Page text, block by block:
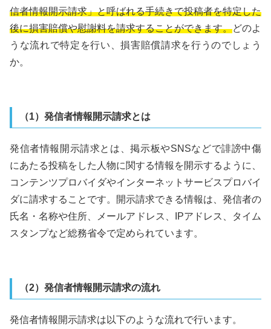
信者情報開示請求」と呼ばれる手続きで投稿者を特定した
後に損害賠償や慰謝料を請求することができます。どのよ
うな流れで特定を行い、損害賠償請求を行うのでしょう
か。
（1）発信者情報開示請求とは
発信者情報開示請求とは、掲示板やSNSなどで誹謗中傷
にあたる投稿をした人物に関する情報を開示するように、
コンテンツプロバイダやインターネットサービスプロバイ
ダに請求することです。開示請求できる情報は、発信者の
氏名・名称や住所、メールアドレス、IPアドレス、タイム
スタンプなど総務省令で定められています。
（2）発信者情報開示請求の流れ
発信者情報開示請求は以下のような流れで行います。